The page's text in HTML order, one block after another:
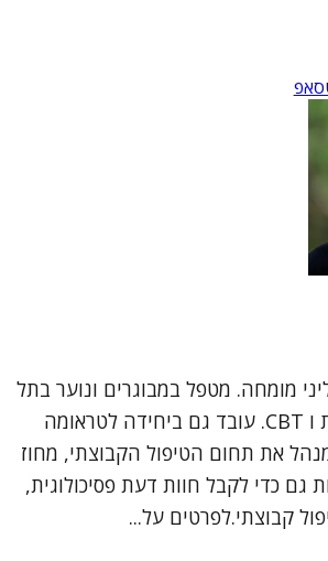
מומחה. מטפל במבוגרים ונוער בתל
אביב, בגישה דינמית ו CBT. עובד גם ביחידה לטראומה
את תחום הטיפול הקבוצתי, מחוז
גם כדי לקבל חוות דעת פסיכולוגית,
קבוצתי.לפרטים על...